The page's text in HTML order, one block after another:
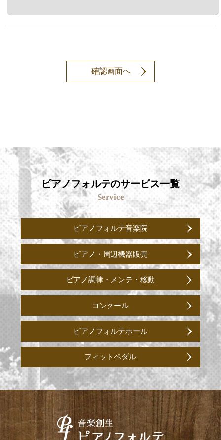
ピアノフォルテのサービス一覧
Service
ピアノフォルテ音楽院
ピアノ・周辺機器販売
ピアノ調律・メンテ・移動
コンクール
ピアノフォルテホール
フィットペダル